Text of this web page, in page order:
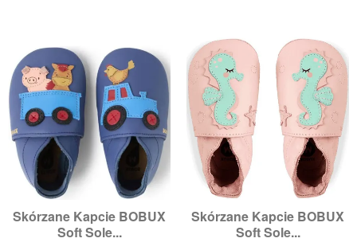
Skórzane Kapcie BOBUX
Soft Sole...
Skórzane Kapcie BOBUX
Soft Sole...